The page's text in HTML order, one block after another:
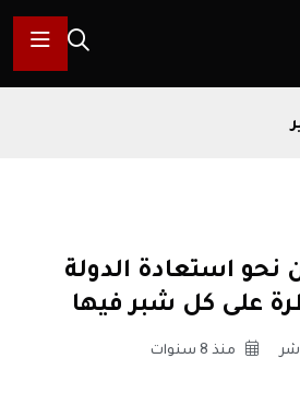
نحو استعادة الدولة
على كل شبر فيها
منذ 8 سنوات